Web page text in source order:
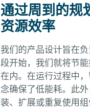
通过周到的规
资源效率
我们的产品设计旨在
段开始，我们就将节
在内。在运行过程中
念确保了低能耗。此
装、扩展或重复使用